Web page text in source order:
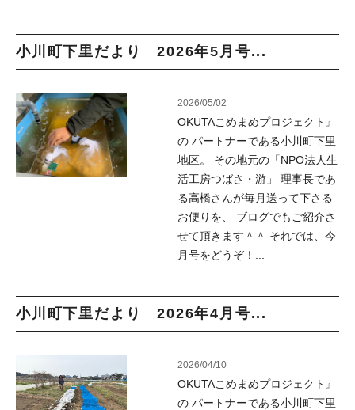
小川町下里だより 2026年5月号...
2026/05/02
OKUTAこめまめプロジェクト』
の パートナーである小川町下里
地区。 その地元の「NPO法人生
活工房つばさ・游」 理事長であ
る高橋さんが毎月送って下さる
お便りを、 ブログでもご紹介さ
せて頂きます＾＾ それでは、今
月号をどうぞ！...
小川町下里だより 2026年4月号...
2026/04/10
OKUTAこめまめプロジェクト』
の パートナーである小川町下里